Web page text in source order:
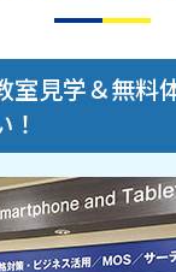
室見学＆無料